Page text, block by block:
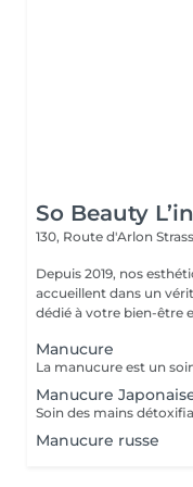
So Beauty
130, Route d'Arlon
Depuis 2019, nos
accueillent dans un
dédié à votre bien-être
Manucure
Manucure
Manucure russe